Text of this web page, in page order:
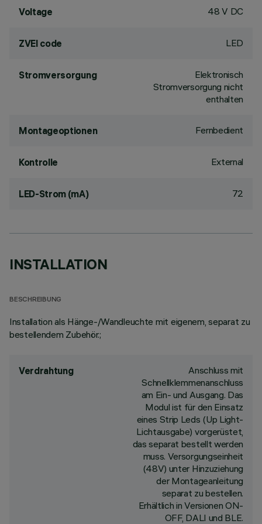
Voltage 48 V DC
ZVEI code LED
Stromversorgung
Elektronisch
Stromversorgung nicht
enthalten
Montageoptionen Fernbedient
Kontrolle External
LED-Strom (mA) 72
INSTALLATION
BESCHREIBUNG
Installation als Hänge-/Wandleuchte mit eigenem, separat zu
bestellendem Zubehör.;
Verdrahtung
Anschluss mit
Schnellklemmenanschluss
am Ein- und Ausgang. Das
Modul ist für den Einsatz
eines Strip Leds (Up Light-
Lichtausgabe) vorgerüstet,
das separat bestellt werden
muss. Versorgungseinheit
(48V) unter Hinzuziehung
der Montageanleitung
separat zu bestellen.
Erhältlich in Versionen ON-
OFF, DALI und BLE.